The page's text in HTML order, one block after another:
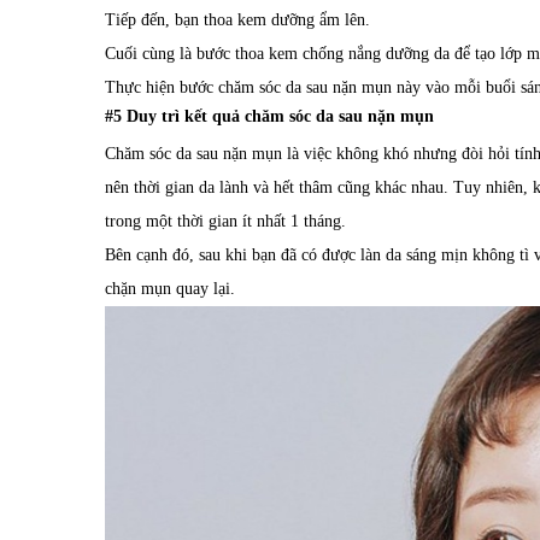
Tiếp đến, bạn thoa kem dưỡng ẩm lên.
Cuối cùng là bước thoa kem chống nắng dưỡng da để tạo lớp
Thực hiện bước chăm sóc da sau nặn mụn này vào mỗi buổi
#5 Duy trì kết quả chăm sóc da sau nặn mụn
Chăm sóc da sau nặn mụn là việc không khó nhưng đòi hỏi
nên thời gian da lành và hết thâm cũng khác nhau. Tuy nhiên,
trong một thời gian ít nhất 1 tháng.
Bên cạnh đó, sau khi bạn đã có được làn da sáng mịn không
chặn mụn quay lại.